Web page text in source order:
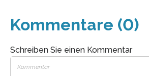
Kommentare (0)
Schreiben Sie einen Kommentar